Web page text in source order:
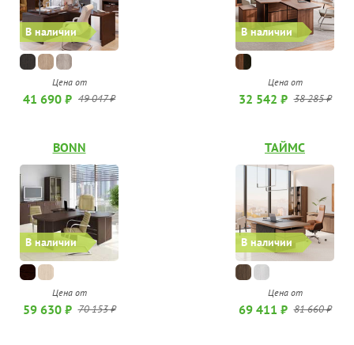
В наличии
Цена от
41 690 ₽ 49 047 ₽
В наличии
Цена от
32 542 ₽ 38 285 ₽
В наличии
BONN
Цена от
59 630 ₽ 70 153 ₽
В наличии
ТАЙМС
Цена от
69 411 ₽ 81 660 ₽